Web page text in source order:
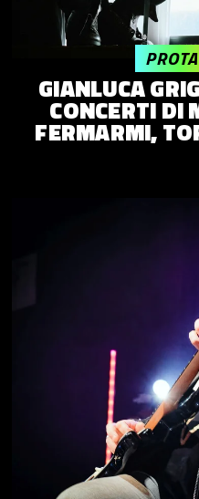
GIANLUCA
CONCERTI DI
FERMARMI,